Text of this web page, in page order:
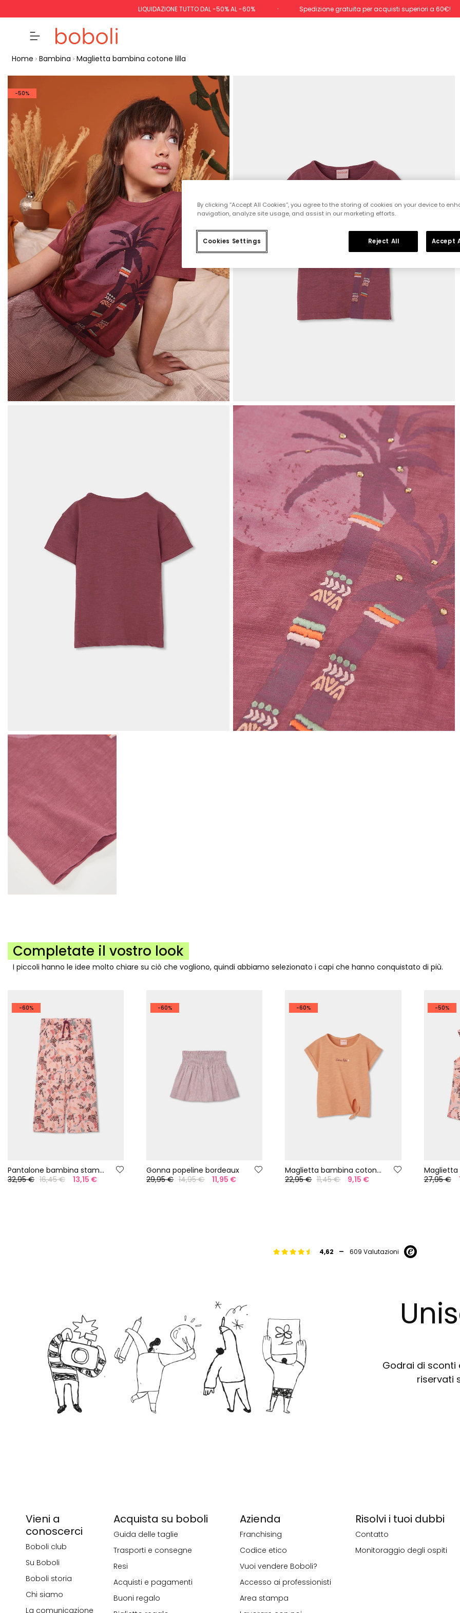
LIQUIDAZIONE TUTTO DAL -50% AL -60% Spedizione gratuita per acquisti superiori a 60€!
Home Bambina Maglietta bambina cotone lilla
-50%
Completate il vostro look
I piccoli hanno le idee molto chiare su ciò che vogliono, quindi abbiamo selezionato i capi che hanno conquistato di più.
-60%
Pantalone bambina stampato
32,95 € 16,45 € 13,15 €
-60%
Gonna popeline bordeaux
29,95 € 14,95 € 11,95 €
-60%
Maglietta bambina cotone arancione
22,95 € 11,45 € 9,15 €
-50%
27,95 €
4,62 - 609 Valutazioni
Godrai di sconti
riservati
Vieni a
conoscerci
Boboli club
Su Boboli
Boboli storia
Chi siamo
La comunicazione
Acquista su boboli
Guida delle taglie
Trasporti e consegne
Resi
Acquisti e pagamenti
Buoni regalo
Azienda
Franchising
Codice etico
Vuoi vendere Boboli?
Accesso ai professionisti
Area stampa
Risolvi i tuoi dubbi
Contatto
Monitoraggio degli ospiti
By clicking “Accept All Cookies”, you agree to the storing of cookies on your device to
navigation, analyze site usage, and assist in our marketing efforts.
Cookies Settings Reject All Accept